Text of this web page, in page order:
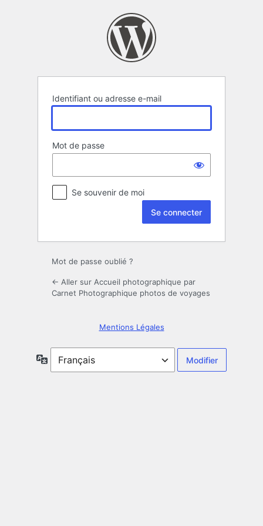
Identifiant ou adresse e-mail
Mot de passe
Se souvenir de moi
Mot de passe oublié ?
← Aller sur Accueil photographique par
Carnet Photographique photos de voyages
Mentions Légales
Langue